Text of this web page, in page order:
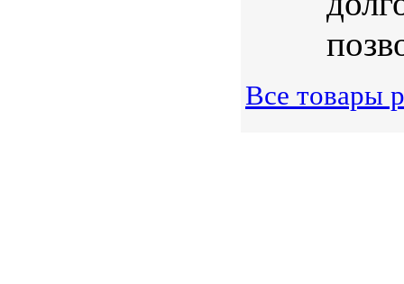
Все товары